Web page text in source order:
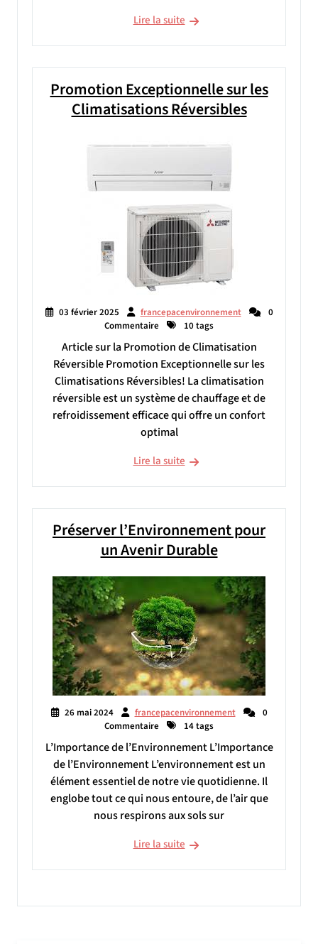
Lire la suite
Promotion Exceptionnelle sur les
Climatisations Réversibles
03 février 2025 francepacenvironnement
0
Commentaire
10 tags
Article sur la Promotion de Climatisation
Réversible Promotion Exceptionnelle sur les
Climatisations Réversibles! La climatisation
réversible est un système de chauffage et de
refroidissement efficace qui offre un confort
optimal
Lire la suite
Préserver l’Environnement pour
un Avenir Durable
26 mai 2024 francepacenvironnement
0
Commentaire
14 tags
L’Importance de l’Environnement L’Importance
de l’Environnement L’environnement est un
élément essentiel de notre vie quotidienne. Il
englobe tout ce qui nous entoure, de l’air que
nous respirons aux sols sur
Lire la suite